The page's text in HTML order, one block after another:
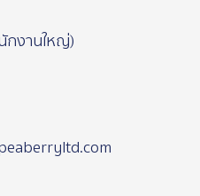
กงานใหญ่)